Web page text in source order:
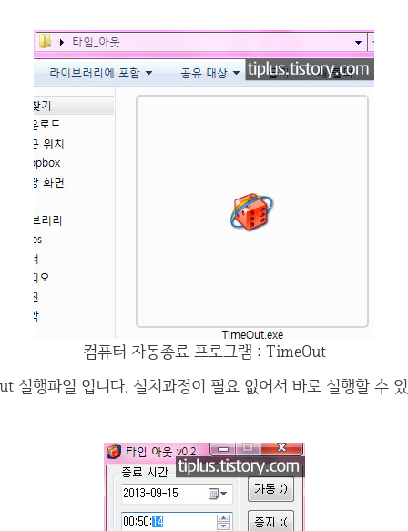
컴퓨터 자동종료 프로그램 : TimeOut
실행파일 입니다. 설치과정이 필요 없어서 바로 실행할 수